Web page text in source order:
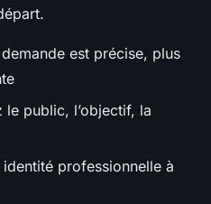
est précise, plus
le public, l’objectif, la
professionnelle à